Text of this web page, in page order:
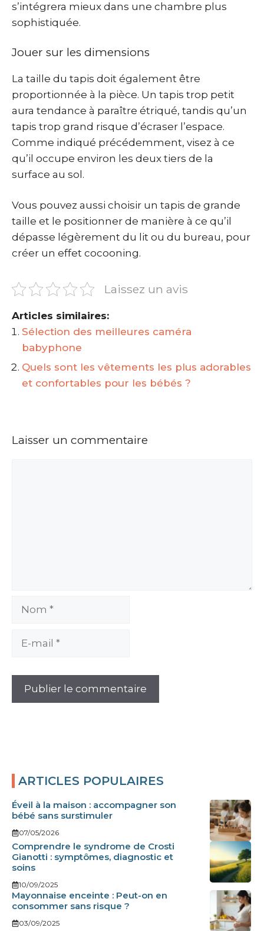
s’intégrera mieux dans une chambre plus
sophistiquée.
Jouer sur les dimensions
La taille du tapis doit également être
proportionnée à la pièce. Un tapis trop petit
aura tendance à paraître étriqué, tandis qu’un
tapis trop grand risque d’écraser l’espace.
Comme indiqué précédemment, visez à ce
qu’il occupe environ les deux tiers de la
surface au sol.
Vous pouvez aussi choisir un tapis de grande
taille et le positionner de manière à ce qu’il
dépasse légèrement du lit ou du bureau, pour
créer un effet cocooning.
Laissez un avis
Articles similaires:
Sélection des meilleures caméra
babyphone
Quels sont les vêtements les plus adorables
et confortables pour les bébés ?
Laisser un commentaire
Nom
ARTICLES POPULAIRES
Éveil à la maison : accompagner son
bébé sans surstimuler
07/05/2026
Comprendre le syndrome de Crosti
Gianotti : symptômes, diagnostic et
soins
10/09/2025
Mayonnaise enceinte : Peut-on en
consommer sans risque ?
03/09/2025